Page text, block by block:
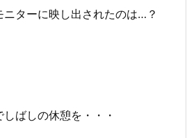
ターに映し出されたのは…？
ばしの休憩を・・・